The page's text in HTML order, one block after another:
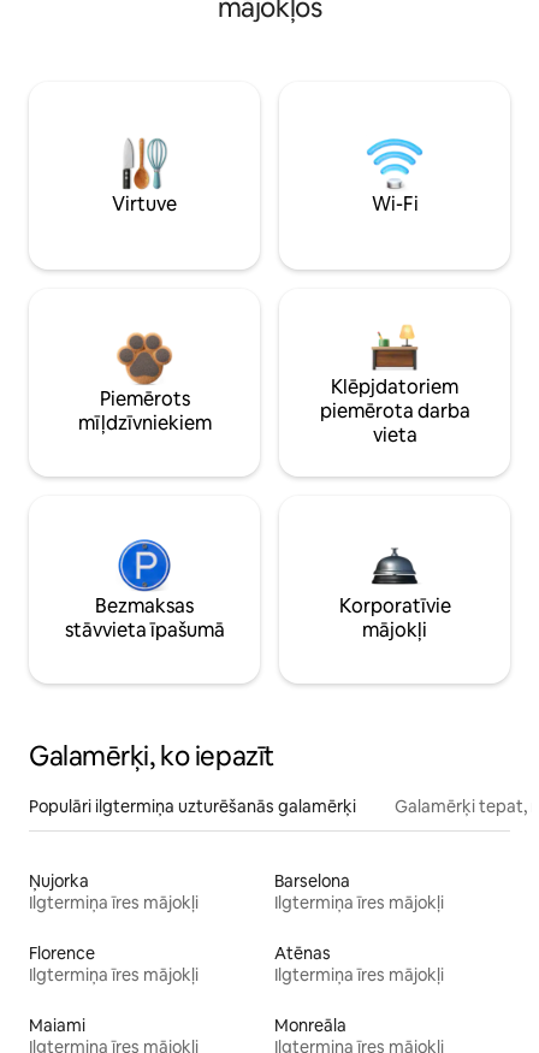
mājokļos
Virtuve Wi-Fi
Piemērots
mīļdzīvniekiem
Klēpjdatoriem
piemērota darba
vieta
Bezmaksas
stāvvieta īpašumā
Korporatīvie
mājokļi
Galamērķi, ko iepazīt
Populāri ilgtermiņa uzturēšanās galamērķi Galamērķi tepat,
Ņujorka
Ilgtermiņa īres mājokļi
Barselona
Ilgtermiņa īres mājokļi
Florence
Ilgtermiņa īres mājokļi
Atēnas
Ilgtermiņa īres mājokļi
Maiami
Ilgtermiņa īres mājokļi
Monreāla
Ilgtermiņa īres mājokļi